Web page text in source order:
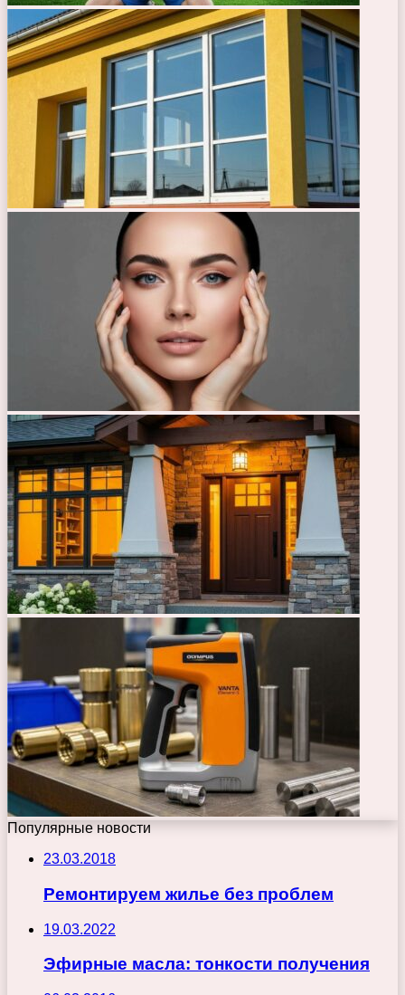
Популярные новости
23.03.2018
Ремонтируем жилье без проблем
19.03.2022
Эфирные масла: тонкости получения